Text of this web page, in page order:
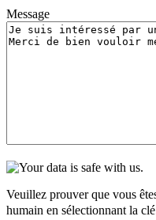
Message
Veuillez prouver que vous
humain en sélectionnant la clé